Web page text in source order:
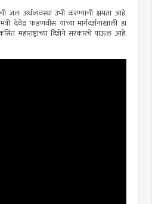
जल अर्थव्यवस्था उभी करण्याची क्षमता आहे,
देवेंद्र फडणवीस यांच्या मार्गदर्शनाखाली हा
महाराष्ट्राच्या दिशेने सरकारचे पाऊल आहे.